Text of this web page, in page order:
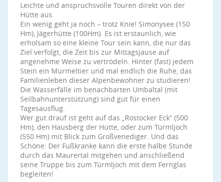
Leichte und anspruchsvolle Touren direkt von der
Hütte aus.
Ein wenig geht ja noch – trotz Knie! Simonysee (150
Hm), Jägerhütte (100Hm). Es ist erstaunlich, wie
erholsam so eine kleine Tour sein kann, die nur das
Ziel verfolgt, die Zeit bis zur Mittagsjause auf
angenehme Weise zu vertrödeln. Hinter (fast) jedem
Stein ein Murmeltier und mal endlich die Ruhe, das
Familienleben dieser Alpenbewohner zu studieren!
Die Wasserfälle im benachbarten Umbaltal (mit
Seilbahnunterstützung) sind gut für einen
Tagesausflug.
Wer gut drauf ist geht auf das „Rostocker Eck“ (500
Hm), den Hausberg der Hütte, oder zum Türmljoch
(550 Hm) mit Blick zum Großvenediger. Und das
Schöne: Der Fußkranke kann die erste halbe Stunde
durch das Maurertal mitgehen und anschließend
seine Truppe bis zum Türmljoch mit dem Fernglas
begleiten!